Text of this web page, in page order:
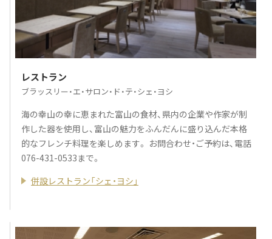
レストラン
ブラッスリー・エ・サロン・ド・テ・シェ・ヨシ
海の幸山の幸に恵まれた富山の食材、県内の企業や作家が制
作した器を使用し、富山の魅力をふんだんに盛り込んだ本格
的なフレンチ料理を楽しめます。 お問合わせ・ご予約は、電話
076-431-0533まで。
併設レストラン「シェ・ヨシ」